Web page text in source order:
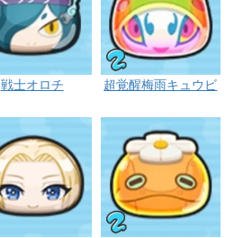
ニョロロン
戦士オロチ 超覚醒梅雨キュウビ
ニョロロン